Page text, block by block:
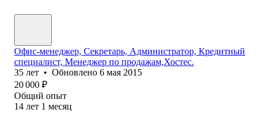
Офис-менеджер, Секретарь, Администратор, Кредитный
специалист, Менеджер по продажам,Хостес.
35 лет • Обновлено 6 мая 2015
20 000 ₽
Общий опыт
14 лет 1 месяц